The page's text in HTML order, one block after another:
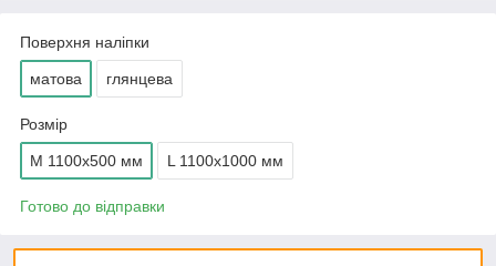
Поверхня наліпки
матова глянцева
Розмір
М 1100х500 мм L 1100х1000 мм
Готово до відправки